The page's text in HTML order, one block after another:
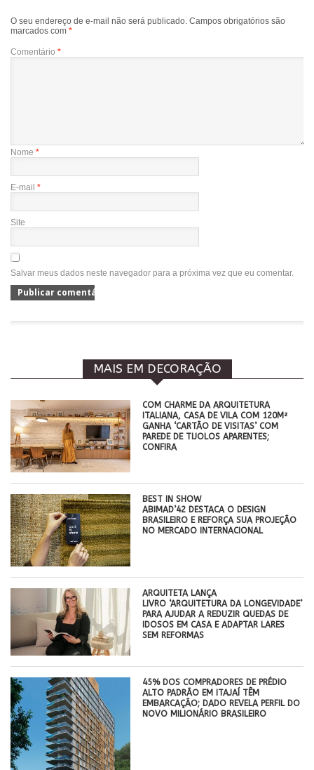
O seu endereço de e-mail não será publicado. Campos obrigatórios são
marcados com *
Comentário *
Nome *
E-mail *
Site
Salvar meus dados neste navegador para a próxima vez que eu comentar.
MAIS EM DECORAÇÃO
COM CHARME DA ARQUITETURA
ITALIANA, CASA DE VILA COM 120M²
GANHA ‘CARTÃO DE VISITAS’ COM
PAREDE DE TIJOLOS APARENTES;
CONFIRA
BEST IN SHOW
ABIMAD’42 DESTACA O DESIGN
BRASILEIRO E REFORÇA SUA PROJEÇÃO
NO MERCADO INTERNACIONAL
ARQUITETA LANÇA
LIVRO ‘ARQUITETURA DA LONGEVIDADE’
PARA AJUDAR A REDUZIR QUEDAS DE
IDOSOS EM CASA E ADAPTAR LARES
SEM REFORMAS
45% DOS COMPRADORES DE PRÉDIO
ALTO PADRÃO EM ITAJAÍ TÊM
EMBARCAÇÃO; DADO REVELA PERFIL DO
NOVO MILIONÁRIO BRASILEIRO